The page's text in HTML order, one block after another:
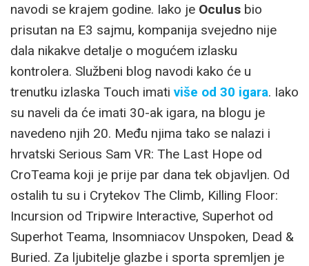
navodi se krajem godine. Iako je Oculus bio
prisutan na E3 sajmu, kompanija svejedno nije
dala nikakve detalje o mogućem izlasku
kontrolera. Službeni blog navodi kako će u
trenutku izlaska Touch imati više od 30 igara. Iako
su naveli da će imati 30-ak igara, na blogu je
navedeno njih 20. Među njima tako se nalazi i
hrvatski Serious Sam VR: The Last Hope od
CroTeama koji je prije par dana tek objavljen. Od
ostalih tu su i Crytekov The Climb, Killing Floor:
Incursion od Tripwire Interactive, Superhot od
Superhot Teama, Insomniacov Unspoken, Dead &
Buried. Za ljubitelje glazbe i sporta spremljen je